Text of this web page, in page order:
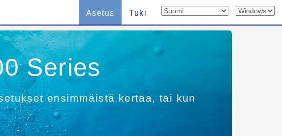
Asetus Tuki
Series
ensimmäistä kertaa, tai kun